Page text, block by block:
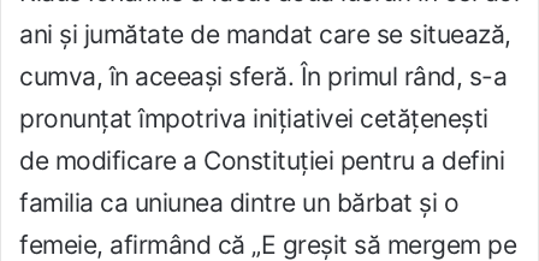
ani și jumătate de mandat care se situează,
cumva, în aceeași sferă. În primul rând, s-a
pronunțat împotriva inițiativei cetățenești
de modificare a Constituției pentru a defini
familia ca uniunea dintre un bărbat și o
femeie, afirmând că „E greșit să mergem pe